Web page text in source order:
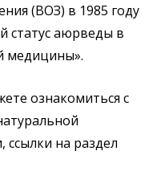
(ВОЗ) в 1985 году
статус аюрведы в
медицины».
ознакомиться с
на раздел